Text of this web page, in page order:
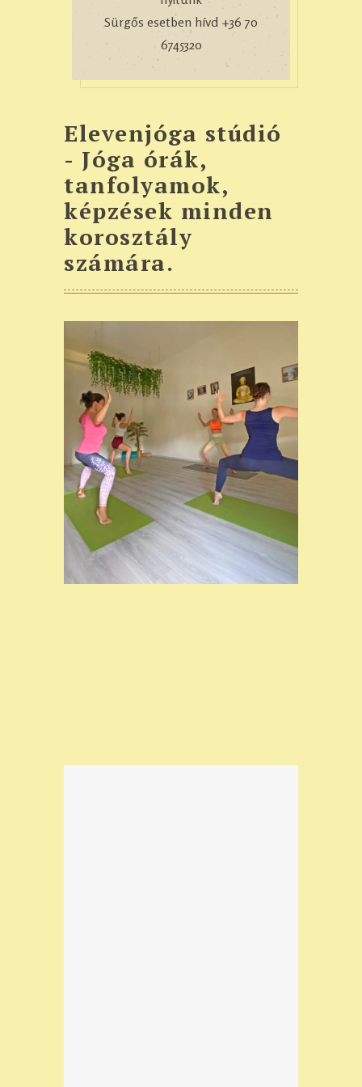
Sürgős esetben hívd +36 70
6745320
Elevenjóga stúdió
- Jóga órák,
tanfolyamok,
képzések minden
korosztály
számára.